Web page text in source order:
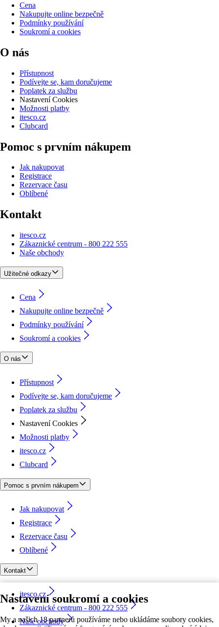
Nastavení soukromí a cookies
My a našich 18 partnerů používáme nebo ukládáme soubory cookies,
Cena
Nakupujte online bezpečně
Podmínky používání
Soukromí a cookies
O nás
Přístupnost
Podívejte se, kam doručujeme
Poplatek za službu
Nastavení Cookies
Možnosti platby
itesco.cz
Clubcard
Pomoc s prvním nákupem
Jak nakupovat
Registrace
Rezervace času
Oblíbené
Kontakt
itesco.cz
Zákaznické centrum - 800 222 555
Naše obchody
Užitečné odkazy
Cena
Nakupujte online bezpečně
Podmínky používání
Soukromí a cookies
O nás
Přístupnost
Podívejte se, kam doručujeme
Poplatek za službu
Nastavení Cookies
Možnosti platby
itesco.cz
Clubcard
Pomoc s prvním nákupem
Jak nakupovat
Registrace
Rezervace času
Oblíbené
Kontakt
itesco.cz
Zákaznické centrum - 800 222 555
Naše obchody